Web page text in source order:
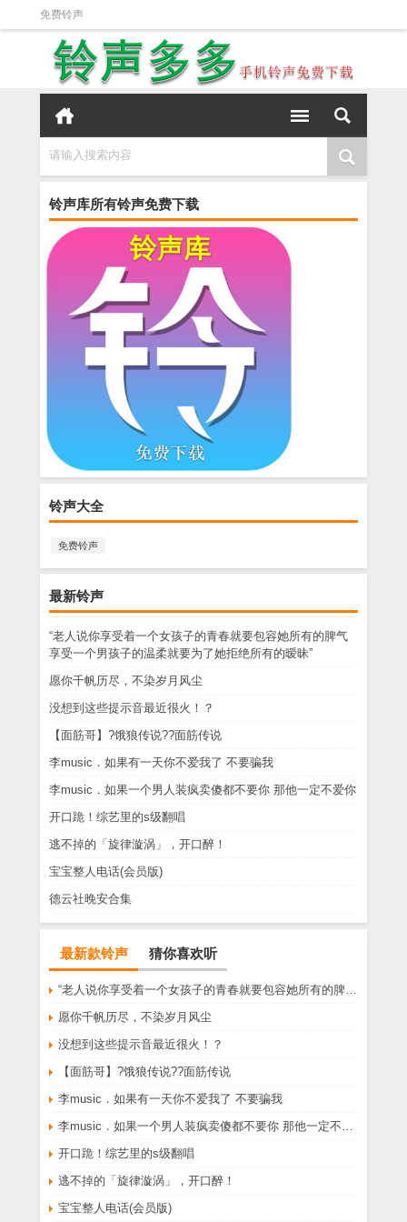
免费铃声
请输入搜索内容
铃声库所有铃声免费下载
铃声大全
免费铃声
最新铃声
“老人说你享受着一个女孩子的青春就要包容她所有的脾气
享受一个男孩子的温柔就要为了她拒绝所有的暧昧”
愿你千帆历尽，不染岁月风尘
没想到这些提示音最近很火！？
【面筋哥】?饿狼传说??面筋传说
李music．如果有一天你不爱我了 不要骗我
李music．如果一个男人装疯卖傻都不要你 那他一定不爱你
开口跪！综艺里的s级翻唱
逃不掉的「旋律漩涡」，开口醉！
宝宝整人电话(会员版)
德云社晚安合集
最新款铃声 猜你喜欢听
愿你千帆历尽，不染岁月风尘
没想到这些提示音最近很火！？
【面筋哥】?饿狼传说??面筋传说
李music．如果有一天你不爱我了 不要骗我
开口跪！综艺里的s级翻唱
逃不掉的「旋律漩涡」，开口醉！
宝宝整人电话(会员版)